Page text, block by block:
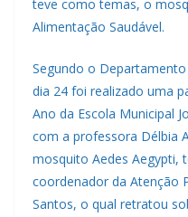
teve como temas, o
Alimentação Saudável.
Segundo o
dia 24 foi realizado uma
Ano da Escola Municipal
com a professora Délbia
mosquito Aedes Aegypti,
coordenador da Atenção
Santos, o qual retratou